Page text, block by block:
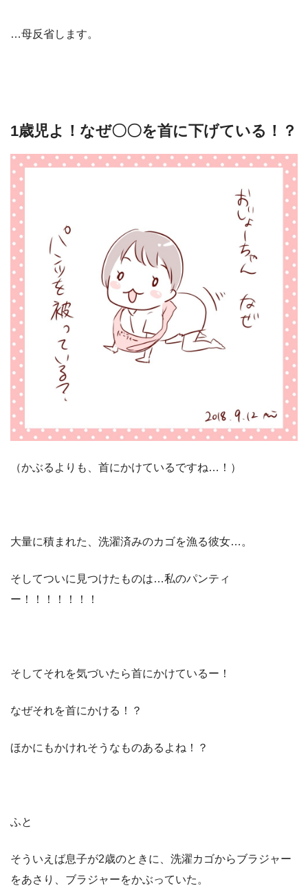
…母反省します。
1歳児よ！なぜ〇〇を首に下げている！？
（かぶるよりも、首にかけているですね…！）
大量に積まれた、洗濯済みのカゴを漁る彼女…。
そしてついに見つけたものは…私のパンティ
ー！！！！！！！
そしてそれを気づいたら首にかけているー！
なぜそれを首にかける！？
ほかにもかけれそうなものあるよね！？
ふと
そういえば息子が2歳のときに、洗濯カゴからブラジャー
をあさり、ブラジャーをかぶっていた。